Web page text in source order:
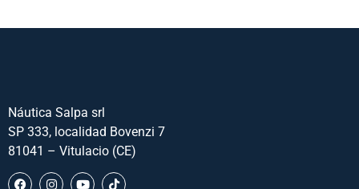
Náutica Salpa srl
SP 333, localidad Bovenzi 7
81041 – Vitulacio (CE)